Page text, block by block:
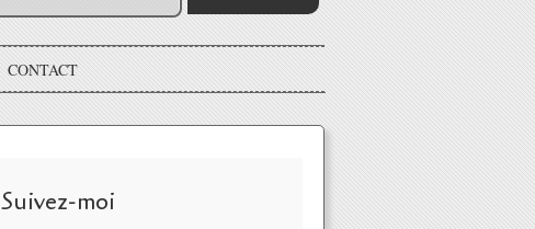
CONTACT
Suivez-moi